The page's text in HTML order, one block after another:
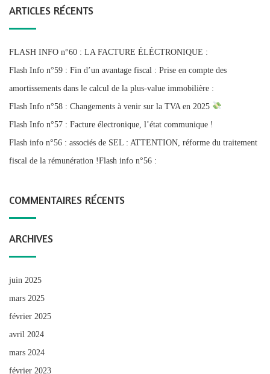
ARTICLES RÉCENTS
FLASH INFO n°60 : LA FACTURE ÉLÉCTRONIQUE :
Flash Info n°59 : Fin d’un avantage fiscal : Prise en compte des
amortissements dans le calcul de la plus-value immobilière :
Flash Info n°58 : Changements à venir sur la TVA en 2025
Flash Info n°57 : Facture électronique, l’état communique !
Flash info n°56 : associés de SEL : ATTENTION, réforme du traitement
fiscal de la rémunération !Flash info n°56 :
COMMENTAIRES RÉCENTS
ARCHIVES
juin 2025
mars 2025
février 2025
avril 2024
mars 2024
février 2023